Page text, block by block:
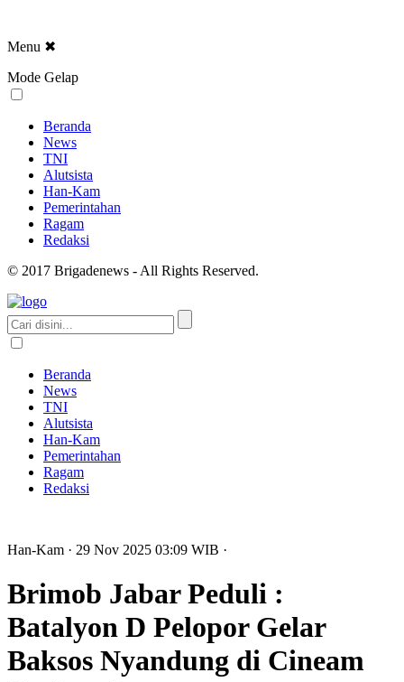
Menu ✖
Mode Gelap
Beranda
News
TNI
Alutsista
Han-Kam
Pemerintahan
Ragam
Redaksi
© 2017 Brigadenews - All Rights Reserved.
Beranda
News
TNI
Alutsista
Han-Kam
Pemerintahan
Ragam
Redaksi
Han-Kam · 29 Nov 2025 03:09 WIB ·
Brimob Jabar Peduli :
Batalyon D Pelopor Gelar
Baksos Nyandung di Cineam